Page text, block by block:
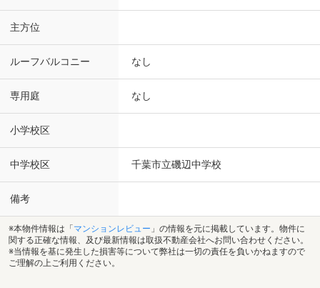
主方位
ルーフバルコニー なし
専用庭 なし
小学校区
中学校区 千葉市立磯辺中学校
備考
※本物件情報は「 マンションレビュー 」の情報を元に掲載しています。物件に
関する正確な情報、及び最新情報は取扱不動産会社へお問い合わせください。
※当情報を基に発生した損害等について弊社は一切の責任を負いかねますので
ご理解の上ご利用ください。